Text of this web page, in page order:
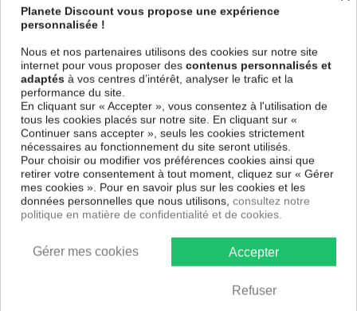
Bibliothèque Cars Disney pour chambre enfant
Planete Discount vous propose une expérience
personnalisée !
Nous et nos partenaires utilisons des cookies sur notre site
internet pour vous proposer des contenus personnalisés et
adaptés à vos centres d’intérêt, analyser le trafic et la
performance du site.
En cliquant sur « Accepter », vous consentez à l'utilisation de
tous les cookies placés sur notre site. En cliquant sur «
Continuer sans accepter », seuls les cookies strictement
nécessaires au fonctionnement du site seront utilisés.
Pour choisir ou modifier vos préférences cookies ainsi que
retirer votre consentement à tout moment, cliquez sur « Gérer
mes cookies ». Pour en savoir plus sur les cookies et les
données personnelles que nous utilisons, consultez notre
politique en matière de confidentialité et de cookies.
Accepter
Refuser
Gérer mes cookies